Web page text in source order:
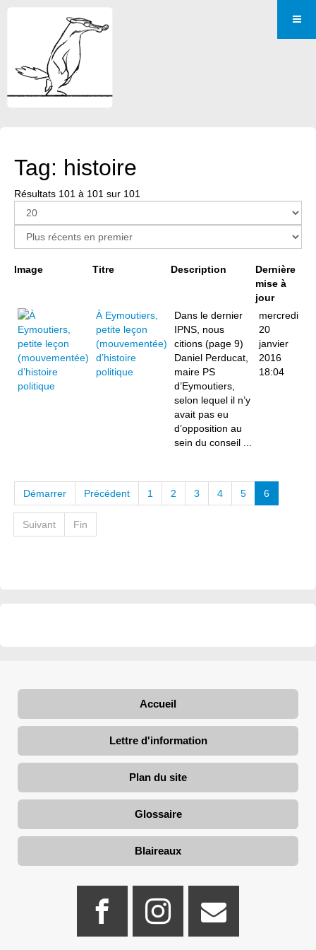
Tag: histoire
Résultats 101 à 101 sur 101
Image Titre Description
Dernière
mise à
jour
À Eymoutiers,
petite leçon
(mouvementée)
d’histoire
politique
Dans le dernier
IPNS, nous
citions (page 9)
Daniel Perducat,
maire PS
d’Eymoutiers,
selon lequel il n’y
avait pas eu
d’opposition au
sein du conseil ...
mercredi
20
janvier
2016
18:04
Démarrer Précédent 1 2 3 4 5 6
Suivant Fin
Accueil
Lettre d'information
Plan du site
Glossaire
Blaireaux